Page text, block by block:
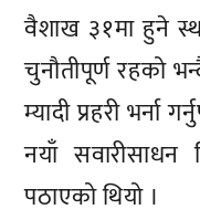
वैशाख ३१मा हुने
चुनौतीपूर्ण रहको
म्यादी प्रहरी
नयाँ सवारीसाधन
पठाएको थियो ।